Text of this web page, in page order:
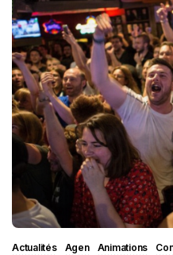
Actualités Agen Animations